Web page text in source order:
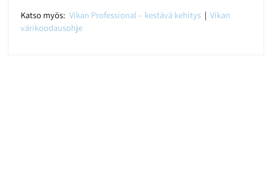
Katso myös:Vikan Professional – kestävä kehitys | Vikan
värikoodausohje